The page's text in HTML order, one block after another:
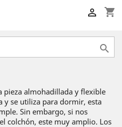
shopping_cart


pieza almohadillada y flexible
y se utiliza para dormir, esta
Sin embargo, si nos
colchón, este muy amplio. Los